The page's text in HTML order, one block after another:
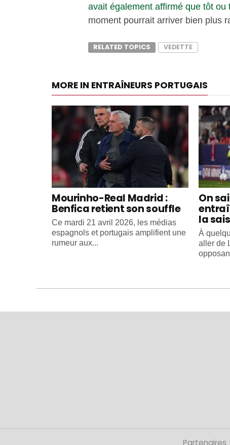
avait également affirmé que tôt
moment pourrait arriver bien plus
RELATED TOPICS VEDETTE
MORE IN ENTRAÎNEURS PORTUGAIS
Mourinho-Real Madrid :
Benfica retient son souffle
Ce mardi 21 avril 2026, les médias
espagnols et portugais amplifient une
rumeur aux...
On
la
À
aller de
Partenaires